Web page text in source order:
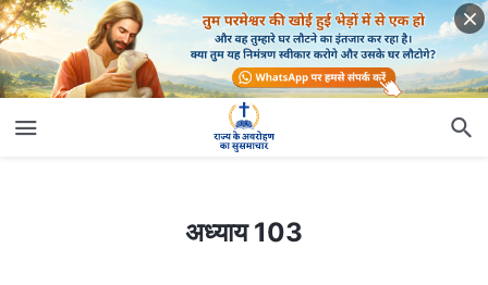
अध्याय 103